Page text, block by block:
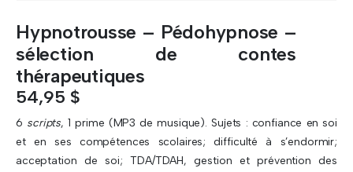
Hypnotrousse – Pédohypnose –
sélection de contes
thérapeutiques
54,95 $
6 scripts, 1 prime (MP3 de musique). Sujets : confiance en soi
et en ses compétences scolaires; difficulté à s’endormir;
acceptation de soi; TDA/TDAH, gestion et prévention des